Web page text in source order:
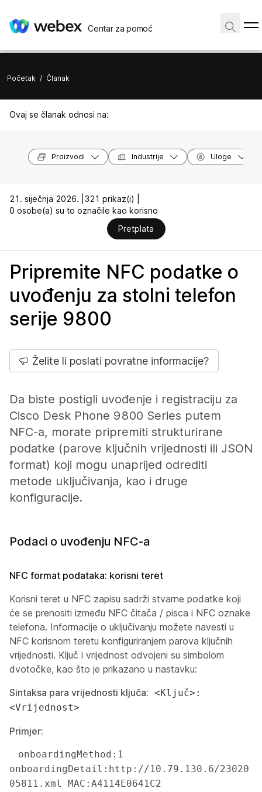
Centar za pomoć
Početak / Članak
Ovaj se članak odnosi na:
Proizvodi Industrije Uloge
21. siječnja 2026. | 321 prikaz(i) |
0 osobe(a) su to označile kao korisno
Pretplata
Pripremite NFC podatke o
uvođenju za stolni telefon
serije 9800
Želite li poslati povratne informacije?
Da biste postigli uvođenje i registraciju za
Cisco Desk Phone 9800 Series putem
NFC-a, morate pripremiti strukturirane
podatke (parove ključnih vrijednosti ili JSON
format) koji mogu unaprijed odrediti
metode uključivanja, kao i druge
konfiguracije.
Podaci o uvođenju NFC-a
NFC format podataka: korisni teret
Korisni teret u NFC zapisu sadrži stvarne podatke koji
će se prenositi između NFC čitača / pisca i NFC oznake
telefona. Informacije o uključivanju možete navesti u
NFC korisnom teretu konfiguriranjem parova ključnih
vrijednosti. Ključ i vrijednost odvojeni su simbolom
dvotočke, kao što je prikazano u nastavku:
Sintaksa para vrijednosti ključa: <Ključ>:
<Vrijednost>
Primjer:
onboardingDetail:http://10.79.130.6/23020
05811.xml MAC:A4114E0641C2